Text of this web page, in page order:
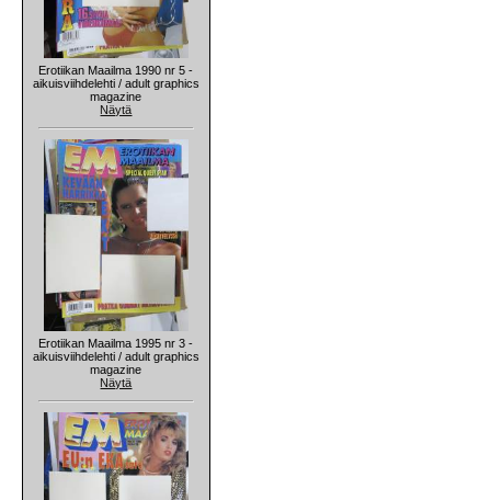
Erotiikan Maailma 1990 nr 5 -
aikuisviihdelehti / adult graphics
magazine
Näytä
Erotiikan Maailma 1995 nr 3 -
aikuisviihdelehti / adult graphics
magazine
Näytä